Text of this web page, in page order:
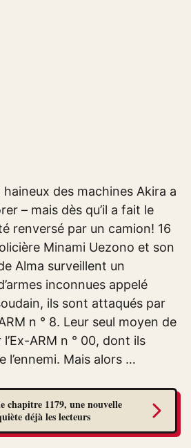
haineux des machines Akira a
– mais dès qu’il a fait le
renversé par un camion! 16
Minami Uezono et son
Alma surveillent un
inconnues appelé
ils sont attaqués par
n ° 8. Leur seul moyen de
ARM n ° 00, dont ils
l’ennemi. Mais alors …
chapitre 1179, une nouvelle
déjà les lecteurs